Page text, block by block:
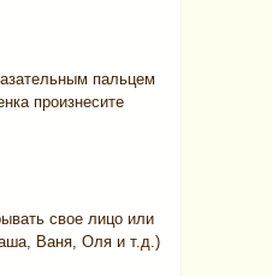
пальцем
произнесите
свое лицо или
Ваня, Оля и т.д.)